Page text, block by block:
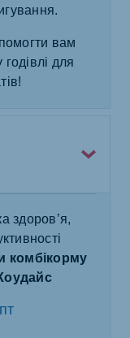
вам
для
здоров’я,
комбікорму